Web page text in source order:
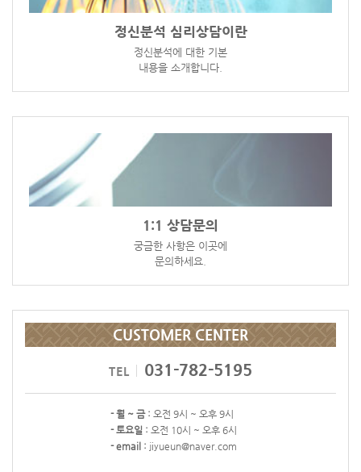
정신분석 심리상담이란
정신분석에 대한 기본
내용을 소개합니다.
1:1 상담문의
궁금한 사항은 이곳에
문의하세요.
CUSTOMER CENTER
TEL 031-782-5195
- 월 ~ 금 : 오전 9시 ~ 오후 9시
- 토요일 : 오전 10시 ~ 오후 6시
- email : jiyueun@naver.com